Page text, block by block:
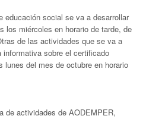
educación social se va a desarrollar
los miércoles en horario de tarde, de
de las actividades que se va a
informativa sobre el certificado
lunes del mes de octubre en horario
de actividades de AODEMPER,